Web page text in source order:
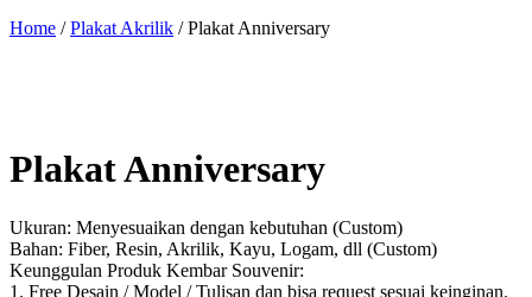
Home /Plakat Akrilik / Plakat Anniversary
Plakat Anniversary
Ukuran: Menyesuaikan dengan kebutuhan (Custom)
Bahan: Fiber, Resin, Akrilik, Kayu, Logam, dll (Custom)
Keunggulan Produk Kembar Souvenir:
1. Free Desain / Model / Tulisan dan bisa request sesuai keinginan.